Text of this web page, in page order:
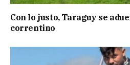
Con lo justo, Taraguy se
correntino